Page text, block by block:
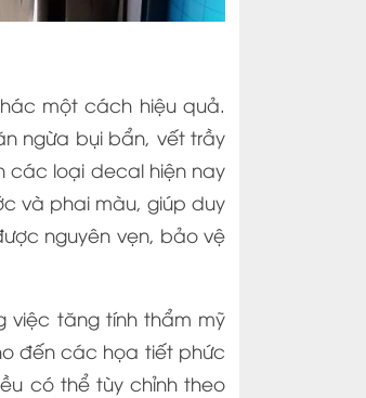
một cách hiệu quả.
ngừa bụi bẩn, vết trầy
các loại decal hiện nay
và phai màu, giúp duy
nguyên vẹn, bảo vệ
việc tăng tính thẩm mỹ
đến các họa tiết phức
có thể tùy chỉnh theo